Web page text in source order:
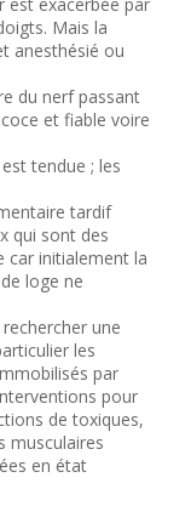
Mais la
anesthésié ou
du nerf passant
et fiable voire
tendue ; les
tardif
qui sont des
car initialement la
loge ne
une
les
par
pour
de toxiques,
musculaires
en état